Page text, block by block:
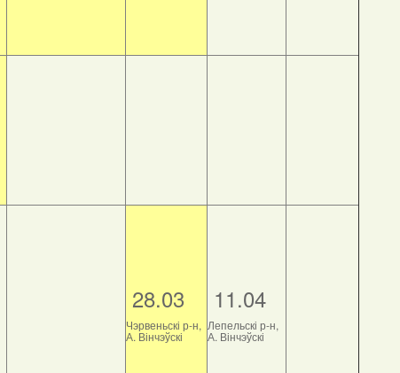
28.03
Чэрвеньскі р-н,
А. Вінчэўскі
11.04
Лепельскі р-н,
А. Вінчэўскі